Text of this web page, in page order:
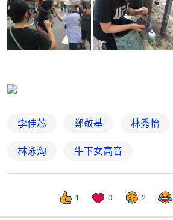
李佳芯 鄭敬基 林秀怡
林泳淘 牛下女高音
1 0 2